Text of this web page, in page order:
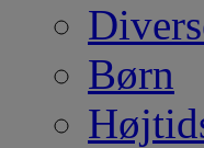
Børn